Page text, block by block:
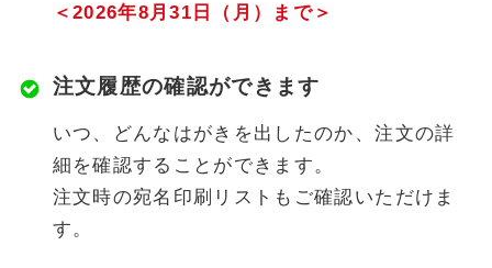
＜2026年8月31日（月）まで＞
注文履歴の確認ができます
いつ、どんなはがきを出したのか、注文の詳
細を確認することができます。
注文時の宛名印刷リストもご確認いただけま
す。